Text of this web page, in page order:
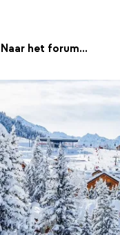
Naar het forum...